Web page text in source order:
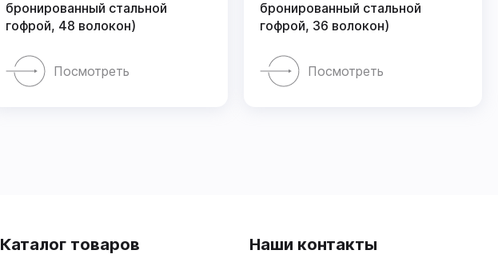
бронированный стальной
гофрой, 48 волокон)
Посмотреть
бронированный стальной
гофрой, 36 волокон)
Посмотреть
Каталог товаров Наши контакты